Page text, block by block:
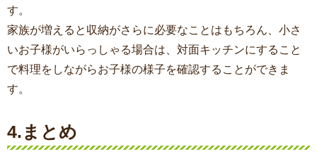
す。
家族が増えると収納がさらに必要なことはもちろん、小さ
いお子様がいらっしゃる場合は、対面キッチンにすること
で料理をしながらお子様の様子を確認することができま
す。
4.まとめ